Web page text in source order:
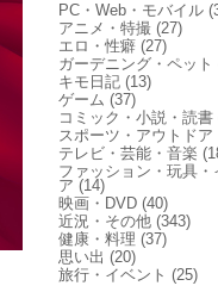
PC・Web・モバイル
アニメ・特撮 (27)
エロ・性癖 (27)
ガーデニング・ペット
キモ日記 (13)
ゲーム (37)
コミック・小説・読書
スポーツ・アウトドア
テレビ・芸能・音楽
ファッション・玩具・
ア (14)
映画・DVD (40)
近況・その他 (343)
健康・料理 (37)
思い出 (20)
旅行・イベント (25)